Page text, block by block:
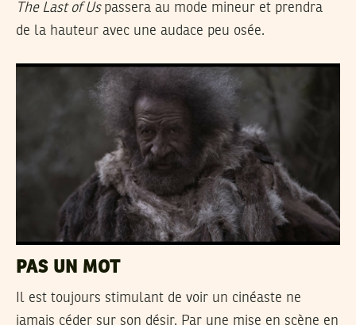
The Last of Us passera au mode mineur et prendra
de la hauteur avec une audace peu osée.
PAS UN MOT
Il est toujours stimulant de voir un cinéaste ne
jamais céder sur son désir. Par une mise en scène en